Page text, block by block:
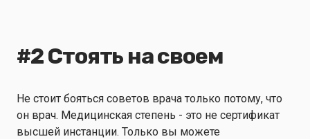
#2 Стоять на своем
Не стоит бояться советов врача только потому, что
он врач. Медицинская степень - это не сертификат
высшей инстанции. Только вы можете